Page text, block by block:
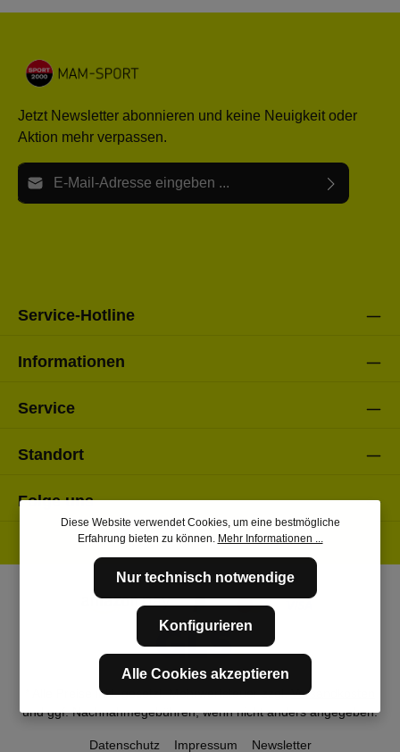
Jetzt Newsletter abonnieren und keine Neuigkeit oder
Aktion mehr verpassen.
E-Mail-Adresse*
Service-Hotline
Informationen
Service
Standort
Folge uns
* Alle Preise inkl. gesetzl. Mehrwertsteuer zzgl.Versandkosten
und ggf. Nachnahmegebühren, wenn nicht anders angegeben.
Datenschutz Impressum Newsletter
Diese Website verwendet Cookies, um eine bestmögliche
Erfahrung bieten zu können. Mehr Informationen ...
Nur technisch notwendige
Konfigurieren
Alle Cookies akzeptieren